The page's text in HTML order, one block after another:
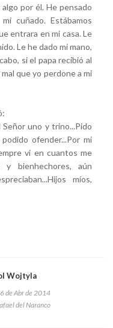
por él. He pensado
cuñado. Estábamos
entrara en mi casa. Le
Le he dado mi mano,
si el papa recibió al
que yo perdone a mi
uno y trino...Pido
ofender...Por mi
vi en cuantos me
y bienhechores, aún
míos,
Wojtyla
de Abr de 2014
del Naranco